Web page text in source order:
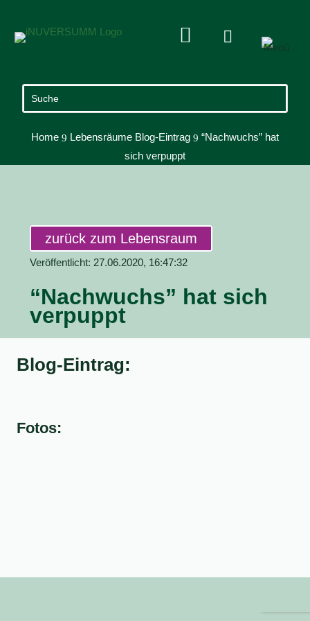
 
Home 9 Lebensräume Blog-Eintrag 9 “Nachwuchs” hat
sich verpuppt
zurück zum Lebensraum
Veröffentlicht: 27.06.2020, 16:47:32
“Nachwuchs” hat sich
verpuppt
Blog-Eintrag:
Fotos: